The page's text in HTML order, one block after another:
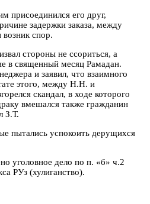
присоединился его друг,
задержки заказа, между
спор.
стороны не ссориться, а
в священный месяц Рамадан.
и заявил, что взаимного
этого, между Н.Н. и
скандал, в ходе которого
вмешался также гражданин
З.Т.
пытались успокоить дерущихся
уголовное дело по п. «б» ч.2
РУз (хулиганство).